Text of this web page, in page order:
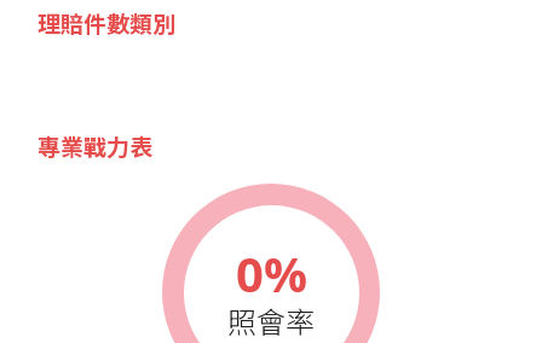
理賠件數類別
專業戰力表
0%
照會率